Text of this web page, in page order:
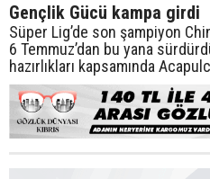
Gençlik Gücü kampa girdi
Süper Lig’de son şampiyon
6 Temmuz’dan bu yana
hazırlıkları kapsamında